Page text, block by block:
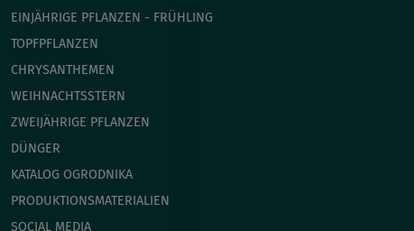
EINJÄHRIGE PFLANZEN - FRÜHLING
TOPFPFLANZEN
CHRYSANTHEMEN
WEIHNACHTSSTERN
ZWEIJÄHRIGE PFLANZEN
DÜNGER
KATALOG OGRODNIKA
PRODUKTIONSMATERIALIEN
SOCIAL MEDIA